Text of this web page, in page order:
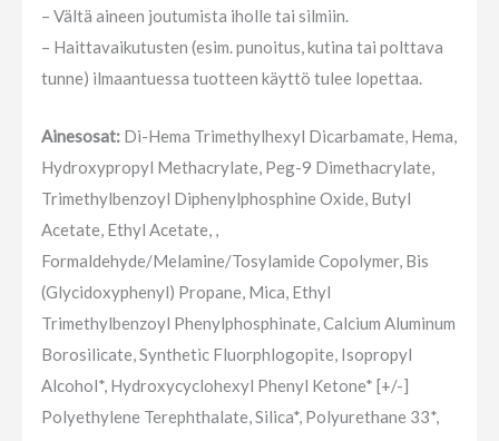
– Vältä aineen joutumista iholle tai silmiin.
– Haittavaikutusten (esim. punoitus, kutina tai polttava
tunne) ilmaantuessa tuotteen käyttö tulee lopettaa.
Ainesosat: Di-Hema Trimethylhexyl Dicarbamate, Hema,
Hydroxypropyl Methacrylate, Peg-9 Dimethacrylate,
Trimethylbenzoyl Diphenylphosphine Oxide, Butyl
Acetate, Ethyl Acetate, ,
Formaldehyde/Melamine/Tosylamide Copolymer, Bis
(Glycidoxyphenyl) Propane, Mica, Ethyl
Trimethylbenzoyl Phenylphosphinate, Calcium Aluminum
Borosilicate, Synthetic Fluorphlogopite, Isopropyl
Alcohol*, Hydroxycyclohexyl Phenyl Ketone* [+/-]
Polyethylene Terephthalate, Silica*, Polyurethane 33*,